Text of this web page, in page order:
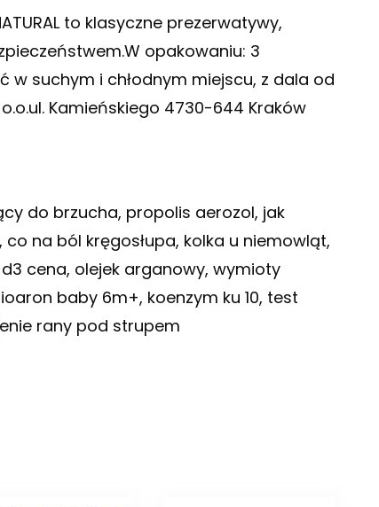
to klasyczne prezerwatywy,
opakowaniu: 3
w suchym i chłodnym miejscu, z dala od
Kamieńskiego 4730-644 Kraków
do brzucha, propolis aerozol, jak
na ból kręgosłupa, kolka u niemowląt,
cena, olejek arganowy, wymioty
baby 6m+, koenzym ku 10, test
rany pod strupem